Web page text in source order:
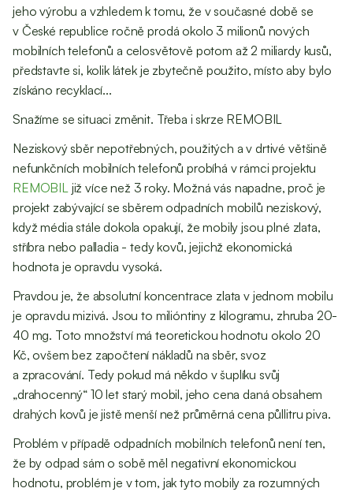
jeho výrobu a vzhledem k tomu, že v současné době se
v České republice ročně prodá okolo 3 milionů nových
mobilních telefonů a celosvětově potom až 2 miliardy kusů,
představte si, kolik látek je zbytečně použito, místo aby bylo
získáno recyklací...
Snažíme se situaci změnit. Třeba i skrze REMOBIL
Neziskový sběr nepotřebných, použitých a v drtivé většině
nefunkčních mobilních telefonů probíhá v rámci projektu
REMOBIL již více než 3 roky. Možná vás napadne, proč je
projekt zabývající se sběrem odpadních mobilů neziskový,
když média stále dokola opakují, že mobily jsou plné zlata,
stříbra nebo palladia - tedy kovů, jejichž ekonomická
hodnota je opravdu vysoká.
Pravdou je, že absolutní koncentrace zlata v jednom mobilu
je opravdu mizivá. Jsou to milióntiny z kilogramu, zhruba 20-
40 mg. Toto množství má teoretickou hodnotu okolo 20
Kč, ovšem bez započtení nákladů na sběr, svoz
a zpracování. Tedy pokud má někdo v šuplíku svůj
„drahocenný“ 10 let starý mobil, jeho cena daná obsahem
drahých kovů je jistě menší než průměrná cena půllitru piva.
Problém v případě odpadních mobilních telefonů není ten,
že by odpad sám o sobě měl negativní ekonomickou
hodnotu, problém je v tom, jak tyto mobily za rozumných